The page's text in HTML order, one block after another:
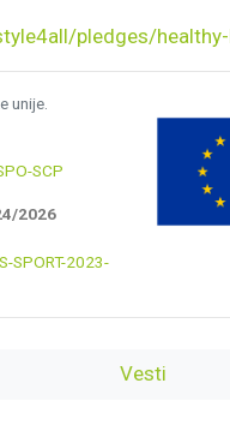
pledges/
unije.
SCP
2026
SPORT-2023-
Vesti